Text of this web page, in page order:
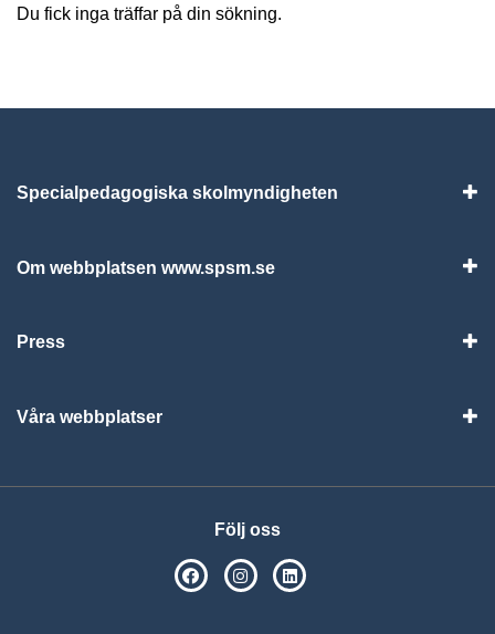
Du fick inga träffar på din sökning.
Specialpedagogiska skolmyndigheten
Om webbplatsen www.spsm.se
Press
Våra webbplatser
Följ oss
SPSM på Facebook
SPSM på Instagram